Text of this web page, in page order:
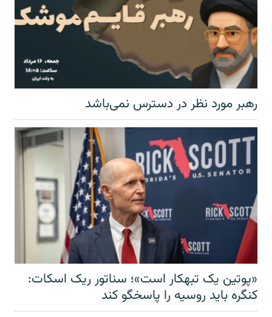
رهبر مورد نظر در دسترس نمی‌باشد
«پوتین یک تبهکار است»؛ سناتور ریک اسکات:
کنگره باید روسیه را پاسخگو کند